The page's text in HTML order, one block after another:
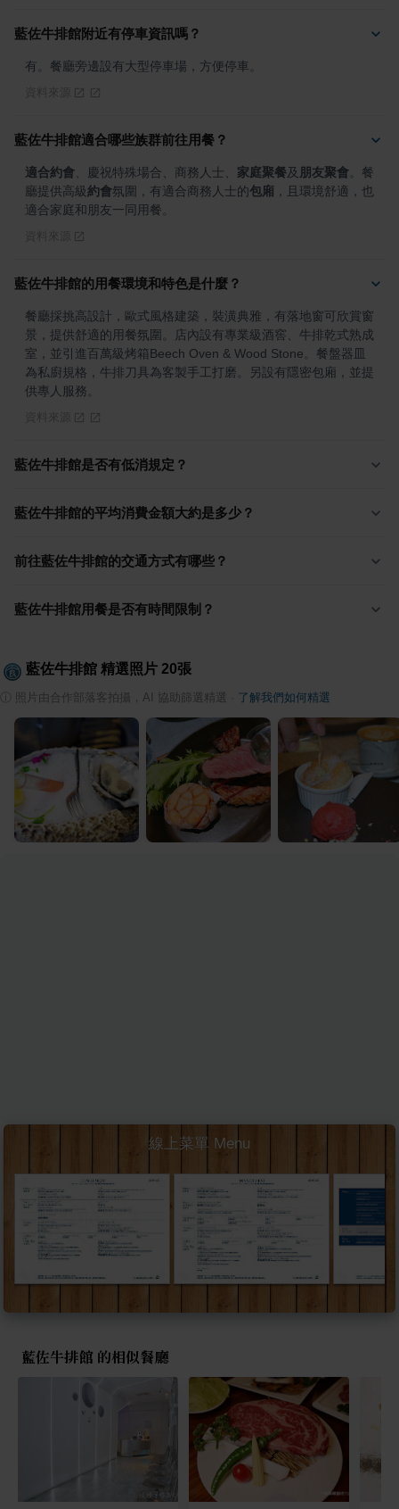
藍佐牛排館附近有停車資訊嗎？
有。餐廳旁邊設有大型停車場，方便停車。
藍佐牛排館適合哪些族群前往用餐？
適合約會 、慶祝特殊場合、商務人士、 家庭聚餐及 朋友聚會 。餐
廳提供高級約會氛圍，有適合商務人士的包廂 ，且環境舒適，也
適合家庭和朋友一同用餐。
藍佐牛排館的用餐環境和特色是什麼？
餐廳採挑高設計，歐式風格建築，裝潢典雅，有落地窗可欣賞窗
景，提供舒適的用餐氛圍。店內設有專業級酒窖、牛排乾式熟成
室，並引進百萬級烤箱Beech Oven & Wood Stone。餐盤器皿
為私廚規格，牛排刀具為客製手工打磨。另設有隱密包廂，並提
供專人服務。
藍佐牛排館是否有低消規定？
藍佐牛排館的平均消費金額大約是多少？
前往藍佐牛排館的交通方式有哪些？
藍佐牛排館用餐是否有時間限制？
藍佐牛排館 精選照片 20張
照片由合作部落客拍攝，AI 協助篩選精選 了解我們如何精選
線上菜單 Menu
藍佐牛排館 的相似餐廳